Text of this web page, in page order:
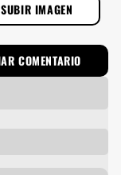
SUBIR IMAGEN